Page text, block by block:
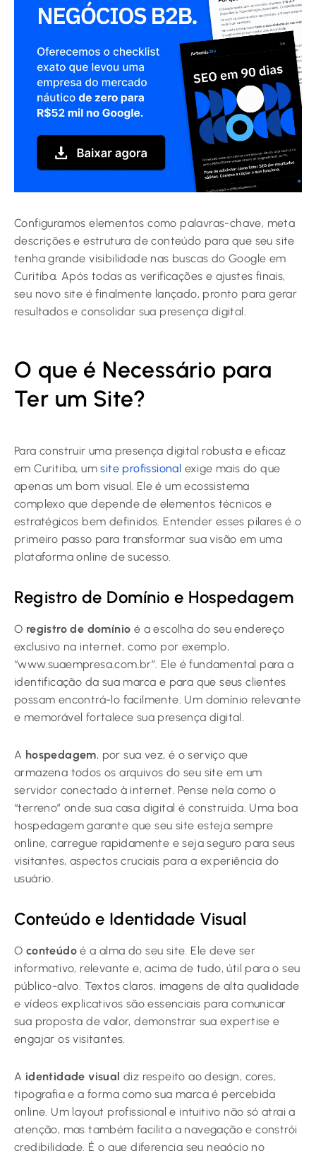
Configuramos elementos como palavras-chave, meta
descrições e estrutura de conteúdo para que seu site
tenha grande visibilidade nas buscas do Google em
Curitiba. Após todas as verificações e ajustes finais,
seu novo site é finalmente lançado, pronto para gerar
resultados e consolidar sua presença digital.
O que é Necessário para
Ter um Site?
Para construir uma presença digital robusta e eficaz
em Curitiba, umsite profissional exige mais do que
apenas um bom visual. Ele é um ecossistema
complexo que depende de elementos técnicos e
estratégicos bem definidos. Entender esses pilares é o
primeiro passo para transformar sua visão em uma
plataforma online de sucesso.
Registro de Domínio e Hospedagem
O registro de domínio é a escolha do seu endereço
exclusivo na internet, como por exemplo,
“www.suaempresa.com.br”. Ele é fundamental para a
identificação da sua marca e para que seus clientes
possam encontrá-lo facilmente. Um domínio relevante
e memorável fortalece sua presença digital.
A hospedagem, por sua vez, é o serviço que
armazena todos os arquivos do seu site em um
servidor conectado à internet. Pense nela como o
“terreno” onde sua casa digital é construída. Uma boa
hospedagem garante que seu site esteja sempre
online, carregue rapidamente e seja seguro para seus
visitantes, aspectos cruciais para a experiência do
usuário.
Conteúdo e Identidade Visual
O conteúdo é a alma do seu site. Ele deve ser
informativo, relevante e, acima de tudo, útil para o seu
público-alvo. Textos claros, imagens de alta qualidade
e vídeos explicativos são essenciais para comunicar
sua proposta de valor, demonstrar sua expertise e
engajar os visitantes.
A identidade visual diz respeito ao design, cores,
tipografia e a forma como sua marca é percebida
online. Um layout profissional e intuitivo não só atrai a
atenção, mas também facilita a navegação e constrói
credibilidade. É o que diferencia seu negócio no